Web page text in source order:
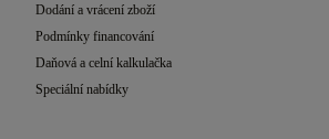
Dodání a vrácení zboží
Podmínky financování
Daňová a celní kalkulačka
Speciální nabídky